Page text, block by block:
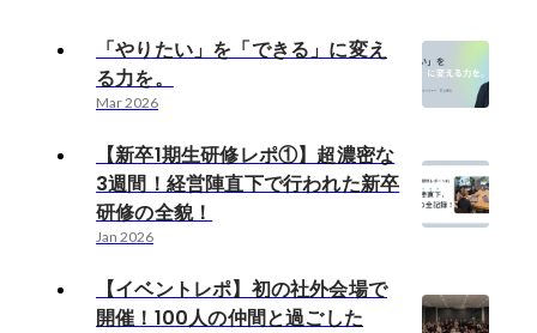
「やりたい」を「できる」に変え
る力を。
Mar 2026
【新卒1期生研修レポ①】超濃密な
3週間！経営陣直下で行われた新卒
研修の全貌！
Jan 2026
【イベントレポ】初の社外会場で
開催！100人の仲間と過ごした